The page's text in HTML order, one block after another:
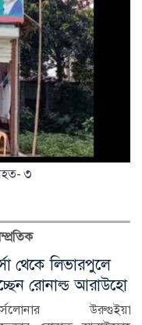
৩
নিরাপদ
বদলাবে
চিত্র